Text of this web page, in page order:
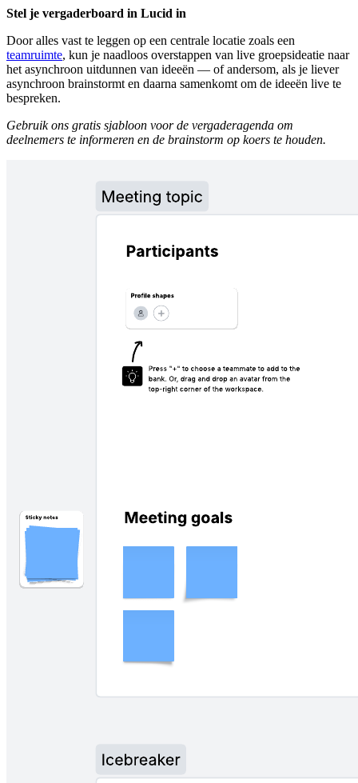
Stel je vergaderboard in Lucid in
Door alles vast te leggen op een centrale locatie zoals een
teamruimte, kun je naadloos overstappen van live groepsideatie naar
het asynchroon uitdunnen van ideeën — of andersom, als je liever
asynchroon brainstormt en daarna samenkomt om de ideeën live te
bespreken.
Gebruik ons gratis sjabloon voor de vergaderagenda om
deelnemers te informeren en de brainstorm op koers te houden.